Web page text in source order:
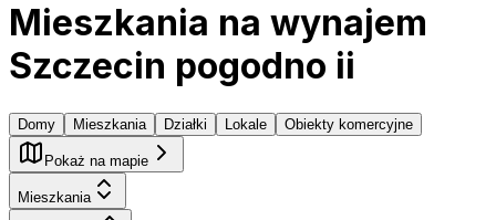
Mieszkania na wynajem
Szczecin pogodno ii
Domy Mieszkania Działki Lokale Obiekty komercyjne
Pokaż na mapie
Mieszkania